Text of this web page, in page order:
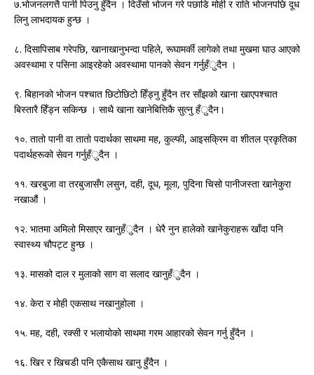
७.भोजनलगत्तै पानी पिउनु हुँदैन । दिउँसो भोजन गरे पछाडि मोही र राति भोजनपछि दूध
लिनु लाभदायक हुन्छ ।
८. दिसापिसाब गरेपछि, खानाखानुभन्दा पहिले, रूघामर्की लागेको तथा मुखमा घाउ आएको
अवस्थामा र पसिना आइरहेको अवस्थामा पानको सेवन गर्नुहँुदैन ।
९. बिहानको भोजन पश्चात छिटोछिटो हिँड्नु हुँदैन तर साँझको खाना खाएपश्चात
बिस्तारै हिँड्न सकिन्छ । साथै खाना खानेबित्तिकै सुत्नु हँुदैन।
१०. तातो पानी वा तातो पदार्थका साथमा मह, कुल्फी, आइसक्रिम वा शीतल प्रकृतिका
पदार्थहरूको सेवन गर्नुहँुदैन ।
११. खरबुजा वा तरबुजासँग लसुन, दही, दूध, मूला, पुदिना चिसो पानीजस्ता खानेकुरा
नखाऔं ।
१२. भातमा अमिलो मिसाएर खानुहँुदैन । धेरै नुन हालेको खानेकुराहरू खाँदा पनि
स्वास्थ्य चौपट्ट हुन्छ ।
१३. मासको दाल र मुलाको साग वा सलाद खानुहँुदैन ।
१४. केरा र मोही एकसाथ नखानुहोला ।
१५. मह, दही, रक्सी र भलायोको साथमा गरम आहारको सेवन गर्नु हुँदैन ।
१६. खिर र खिचडी पनि एकैसाथ खानु हुँदैन ।